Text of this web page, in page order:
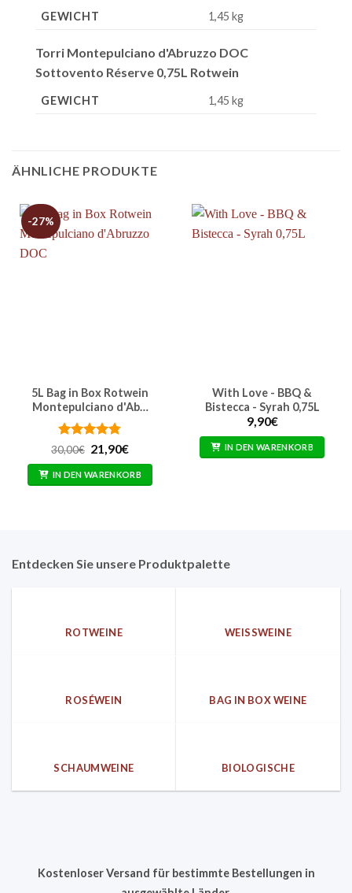
GEWICHT 1,45 kg
Torri Montepulciano d'Abruzzo DOC
Sottovento Réserve 0,75L Rotwein
GEWICHT 1,45 kg
ÄHNLICHE PRODUKTE
-27%
5L Bag in Box Rotwein
Montepulciano d'Ab…
Bewertet
von 5
30,00€ Ursprünglicher
Preis
war:
30,00€
21,90€Aktueller
ist:
21,90€.
IN DEN WARENKORB
With Love - BBQ &
Bistecca - Syrah 0,75L
9,90€
IN DEN WARENKORB
Entdecken Sie unsere Produktpalette
ROTWEINE WEISSWEINE
ROSÉWEIN BAG IN BOX WEINE
SCHAUMWEINE BIOLOGISCHE
Kostenloser Versand für bestimmte Bestellungen in